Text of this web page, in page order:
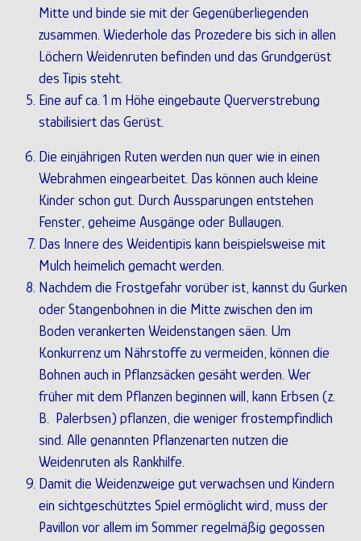
Mitte und binde sie mit der Gegenüberliegenden
zusammen. Wiederhole das Prozedere bis sich in allen
Löchern Weidenruten befinden und das Grundgerüst
des Tipis steht.
Eine auf ca. 1 m Höhe eingebaute Querverstrebung
stabilisiert das Gerüst.
Die einjährigen Ruten werden nun quer wie in einen
Webrahmen eingearbeitet. Das können auch kleine
Kinder schon gut. Durch Aussparungen entstehen
Fenster, geheime Ausgänge oder Bullaugen.
Das Innere des Weidentipis kann beispielsweise mit
Mulch heimelich gemacht werden.
Nachdem die Frostgefahr vorüber ist, kannst du Gurken
oder Stangenbohnen in die Mitte zwischen den im
Boden verankerten Weidenstangen säen. Um
Konkurrenz um Nährstoffe zu vermeiden, können die
Bohnen auch in Pflanzsäcken gesäht werden. Wer
früher mit dem Pflanzen beginnen will, kann Erbsen (z.
B. Palerbsen) pflanzen, die weniger frostempfindlich
sind. Alle genannten Pflanzenarten nutzen die
Weidenruten als Rankhilfe.
Damit die Weidenzweige gut verwachsen und Kindern
ein sichtgeschütztes Spiel ermöglicht wird, muss der
Pavillon vor allem im Sommer regelmäßig gegossen